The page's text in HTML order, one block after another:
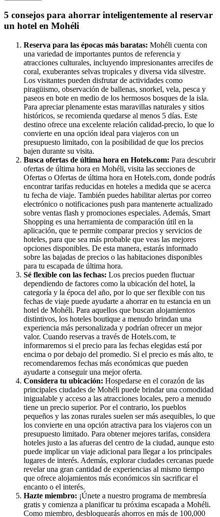
5 consejos para ahorrar inteligentemente al reservar
un hotel en Mohéli
Reserva para las épocas más baratas: Mohéli cuenta con
una variedad de importantes puntos de referencia y
atracciones culturales, incluyendo impresionantes arrecifes de
coral, exuberantes selvas tropicales y diversa vida silvestre.
Los visitantes pueden disfrutar de actividades como
piragüismo, observación de ballenas, snorkel, vela, pesca y
paseos en bote en medio de los hermosos bosques de la isla.
Para apreciar plenamente estas maravillas naturales y sitios
históricos, se recomienda quedarse al menos 5 días. Este
destino ofrece una excelente relación calidad-precio, lo que lo
convierte en una opción ideal para viajeros con un
presupuesto limitado, con la posibilidad de que los precios
bajen durante su visita.
Busca ofertas de última hora en Hotels.com: Para descubrir
ofertas de última hora en Mohéli, visita las secciones de
Ofertas o Ofertas de última hora en Hotels.com, donde podrás
encontrar tarifas reducidas en hoteles a medida que se acerca
tu fecha de viaje. También puedes habilitar alertas por correo
electrónico o notificaciones push para mantenerte actualizado
sobre ventas flash y promociones especiales. Además, Smart
Shopping es una herramienta de comparación útil en la
aplicación, que te permite comparar precios y servicios de
hoteles, para que sea más probable que veas las mejores
opciones disponibles. De esta manera, estarás informado
sobre las bajadas de precios o las habitaciones disponibles
para tu escapada de última hora.
Sé flexible con las fechas: Los precios pueden fluctuar
dependiendo de factores como la ubicación del hotel, la
categoría y la época del año, por lo que ser flexible con tus
fechas de viaje puede ayudarte a ahorrar en tu estancia en un
hotel de Mohéli. Para aquellos que buscan alojamientos
distintivos, los hoteles boutique a menudo brindan una
experiencia más personalizada y podrían ofrecer un mejor
valor. Cuando reservas a través de Hotels.com, te
informaremos si el precio para las fechas elegidas está por
encima o por debajo del promedio. Si el precio es más alto, te
recomendaremos fechas más económicas que pueden
ayudarte a conseguir una mejor oferta.
Considera tu ubicación: Hospedarse en el corazón de las
principales ciudades de Mohéli puede brindar una comodidad
inigualable y acceso a las atracciones locales, pero a menudo
tiene un precio superior. Por el contrario, los pueblos
pequeños y las zonas rurales suelen ser más asequibles, lo que
los convierte en una opción atractiva para los viajeros con un
presupuesto limitado. Para obtener mejores tarifas, considera
hoteles justo a las afueras del centro de la ciudad, aunque esto
puede implicar un viaje adicional para llegar a los principales
lugares de interés. Además, explorar ciudades cercanas puede
revelar una gran cantidad de experiencias al mismo tiempo
que ofrece alojamientos más económicos sin sacrificar el
encanto o el interés.
Hazte miembro: ¡Únete a nuestro programa de membresía
gratis y comienza a planificar tu próxima escapada a Mohéli.
Como miembro, desbloquearás ahorros en más de 100,000